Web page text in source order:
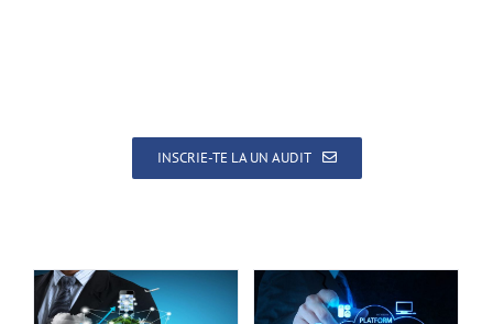
INSCRIE-TE LA UN AUDIT